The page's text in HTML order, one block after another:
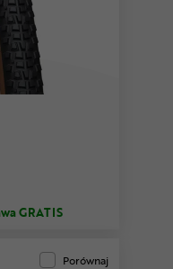
GRATIS
Porównaj